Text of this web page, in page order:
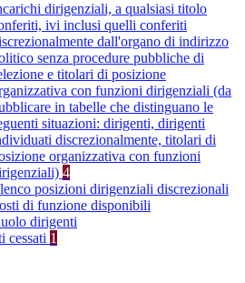
dirigenziali, a qualsiasi titolo
ivi inclusi quelli conferiti
dall'organo di indirizzo
senza procedure pubbliche di
e titolari di posizione
con funzioni dirigenziali (da
in tabelle che distinguano le
situazioni: dirigenti, dirigenti
discrezionalmente, titolari di
organizzativa con funzioni
4
posizioni dirigenziali discrezionali
di funzione disponibili
dirigenti
cessati 1